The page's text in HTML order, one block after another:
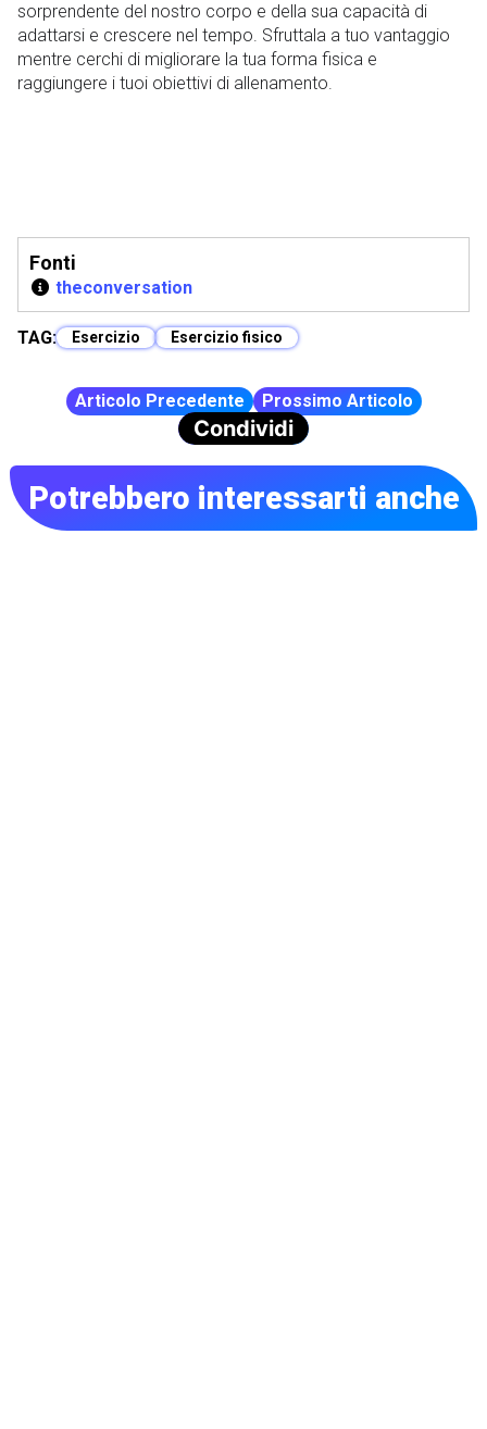
sorprendente del nostro corpo e della sua capacità di
adattarsi e crescere nel tempo. Sfruttala a tuo vantaggio
mentre cerchi di migliorare la tua forma fisica e
raggiungere i tuoi obiettivi di allenamento.
Fonti
theconversation
TAG: Esercizio Esercizio fisico
Articolo Precedente Prossimo Articolo
Potrebbero interessarti anche
Condividi